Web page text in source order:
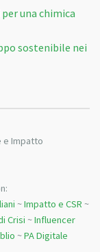
una chimica
sostenibile nei
e Impatto
~Impatto e CSR ~
Crisi ~Influencer
~PA Digitale